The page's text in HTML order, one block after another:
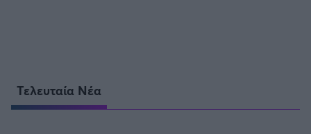
Τελευταία Νέα